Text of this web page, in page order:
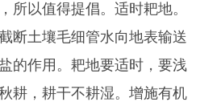
所以值得提倡。适时耙地。
断土壤毛细管水向地表输送
的作用。耙地要适时，要浅
耕，耕干不耕湿。增施有机